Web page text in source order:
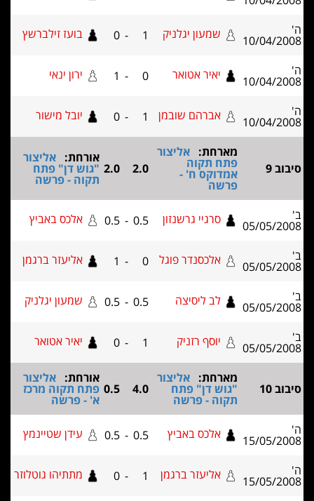
ה'
10/04/2008 שמעון יגלניק 1
-
0 בועז זילברשץ
ה'
10/04/2008 יאיר אטואר 0
-
1 ירון ינאי
ה'
10/04/2008 אברהם שובמן 1
-
0 יובל מישור
סיבוב 9
מארחת: אליצור
פתח תקוה
אמדוקס ח' -
פרשה
2.0
2.0
אורחת: אליצור
"גוש דן" פתח
תקוה - פרשה
ב'
05/05/2008 סרגיי גרשנזון 0.5
-
0.5 אלכס באביץ
ב'
05/05/2008 אלכסנדר פוגל 0
-
1 אליעזר ברגמן
ב'
05/05/2008 לב ליסיצה 0.5
-
0.5 שמעון יגלניק
ב'
05/05/2008 יוסף רזניק 1
-
0 יאיר אטואר
סיבוב 10
מארחת: אליצור
"גוש דן" פתח
תקוה - פרשה
4.0
0.5
אורחת: אליצור
פתח תקוה מרכז
א' - פרשה
ה'
15/05/2008 אלכס באביץ 0.5
-
0.5 עידן שטיינמץ
ה'
15/05/2008 אליעזר ברגמן 1
-
0 מתתיהו גוטלוזר